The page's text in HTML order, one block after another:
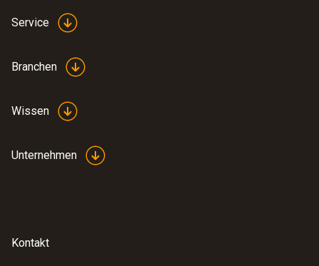
Service
Branchen
Wissen
Unternehmen
Kontakt